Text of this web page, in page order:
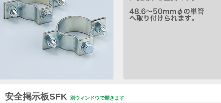
安全掲示板SFK 別ウィンドウで開きます